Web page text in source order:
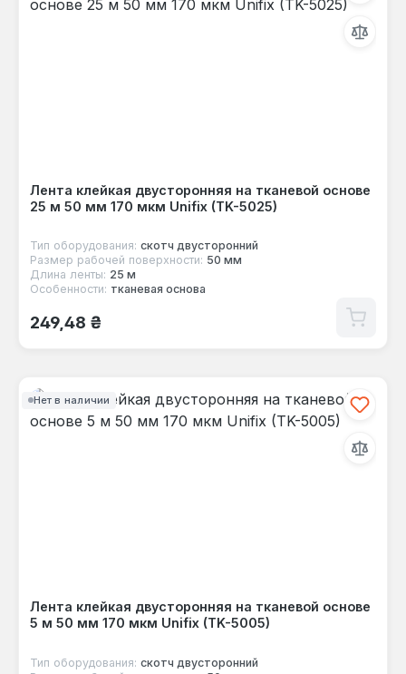
Лента клейкая двусторонняя на тканевой основе
25 м 50 мм 170 мкм Unifix (TK-5025)
Тип оборудования: скотч двусторонний
Размер рабочей поверхности: 50 мм
Длина ленты: 25 м
Особенности: тканевая основа
Обычная цена:
249,48 ₴
Нет в наличии
Лента клейкая двусторонняя на тканевой основе
5 м 50 мм 170 мкм Unifix (TK-5005)
Тип оборудования: скотч двусторонний